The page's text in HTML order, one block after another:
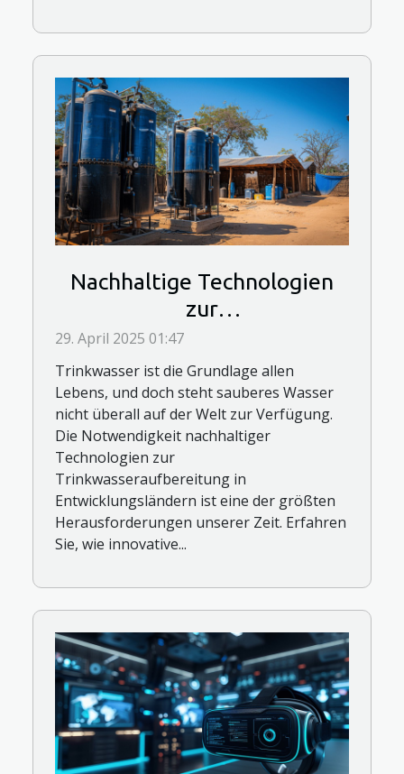
Nachhaltige Technologien
zur
Trinkwasseraufbereitung in
Entwicklungsländern
29. April 2025 01:47
Trinkwasser ist die Grundlage allen
Lebens, und doch steht sauberes Wasser
nicht überall auf der Welt zur Verfügung.
Die Notwendigkeit nachhaltiger
Technologien zur
Trinkwasseraufbereitung in
Entwicklungsländern ist eine der größten
Herausforderungen unserer Zeit. Erfahren
Sie, wie innovative...